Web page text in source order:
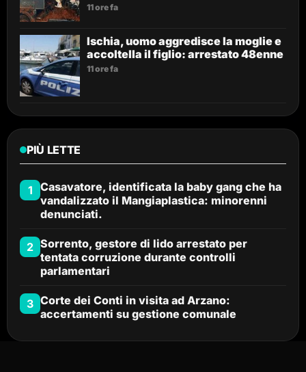
11 ore fa
Ischia, uomo aggredisce la moglie e
accoltella il figlio: arrestato 48enne
11 ore fa
PIÙ LETTE
1 Casavatore, identificata la baby gang che ha
vandalizzato il Mangiaplastica: minorenni
denunciati.
2 Sorrento, gestore di lido arrestato per
tentata corruzione durante controlli
parlamentari
3 Corte dei Conti in visita ad Arzano:
accertamenti su gestione comunale